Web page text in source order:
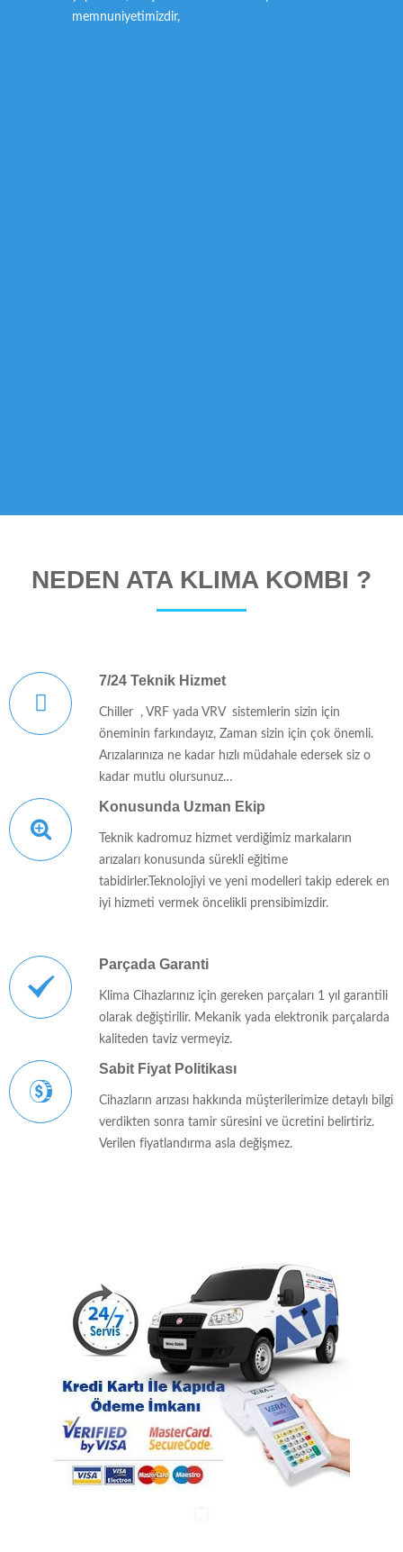
memnuniyetimizdir,
NEDEN ATA KLİMA KOMBİ ?
7/24 Teknik Hizmet
Chiller , VRF yada VRV sistemlerin sizin için
öneminin farkındayız, Zaman sizin için çok önemli.
Arızalarınıza ne kadar hızlı müdahale edersek siz o
kadar mutlu olursunuz…
Konusunda Uzman Ekip
Teknik kadromuz hizmet verdiğimiz markaların
arızaları konusunda sürekli eğitime
tabidirler.Teknolojiyi ve yeni modelleri takip ederek en
iyi hizmeti vermek öncelikli prensibimizdir.
Parçada Garanti
Klima Cihazlarınız için gereken parçaları 1 yıl garantili
olarak değiştirilir. Mekanik yada elektronik parçalarda
kaliteden taviz vermeyiz.
Sabit Fiyat Politikası
Cihazların arızası hakkında müşterilerimize detaylı bilgi
verdikten sonra tamir süresini ve ücretini belirtiriz.
Verilen fiyatlandırma asla değişmez.